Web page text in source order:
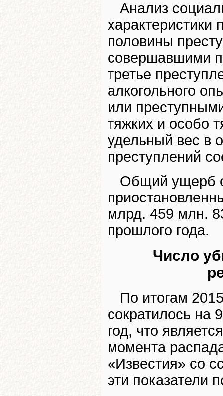
Анализ
характеристики
половины
совершавшими
третье
алкогольного
или
тяжких и особо
удельный вес в
преступлений
Общий ущерб
млрд. 459 млн.
прошлого года.
Число
По итогам
сократилось на
год, что
момента
«Известия» со
эти показатели